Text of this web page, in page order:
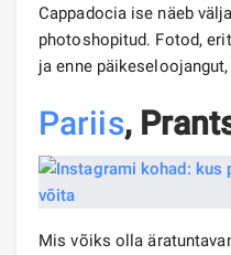
Cappadocia ise näeb
photoshopitud. Fotod,
ja enne
Pariis,
Mis võiks olla